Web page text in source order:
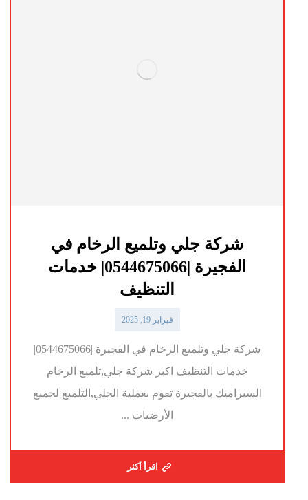
شركة جلي وتلميع الرخام في
الفجيرة |0544675066| خدمات
التنظيف
فبراير 19, 2025
شركة جلي وتلميع الرخام في الفجيرة |0544675066|
خدمات التنظيف اكبر شركة جلي,تلميع الرخام
السيراميك بالفجيرة تقوم بعملية الجلي,التلميع لجميع
الأرضيات ...
اقرأ أكثر